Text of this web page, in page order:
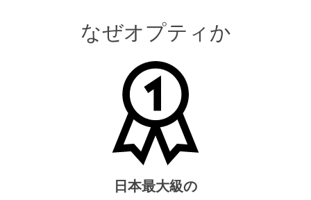
なぜオプティか
日本最大級の